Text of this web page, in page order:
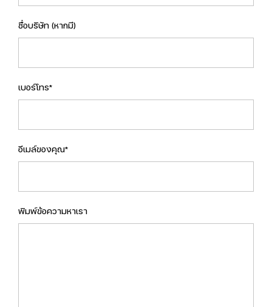
ชื่อบริษัท (หากมี)
เบอร์โทร*
อีเมล์ของคุณ*
พิมพ์ข้อความหาเรา